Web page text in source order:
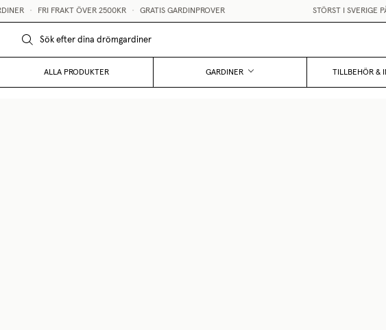
• FRI FRAKT ÖVER 2500KR • GRATIS GARDINPROVER STÖRST I SVERIGE PÅ
ALLA PRODUKTER GARDINER TILLBEHÖR &